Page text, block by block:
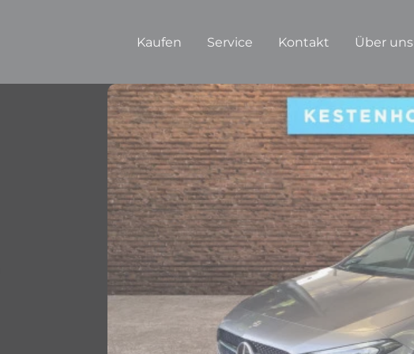
Kaufen Service Kontakt Über uns